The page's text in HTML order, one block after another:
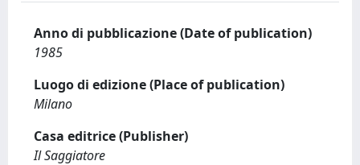
Anno di pubblicazione (Date of publication)
1985
Luogo di edizione (Place of publication)
Milano
Casa editrice (Publisher)
Il Saggiatore